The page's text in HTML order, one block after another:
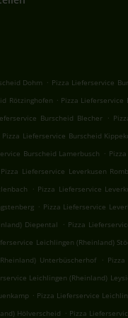
Dohm . Pizza Lieferservice
Rötzinghofen . Pizza Lieferservice
Burscheid Blecher .
Pizza Lieferservice Burscheid
Burscheid Lamerbusch .
Pizza Lieferservice Leverkusen
. Pizza Lieferservice
. Pizza Lieferservice
Diepental . Pizza
Leichlingen (Rheinland)
Unterbüscherhof .
Leichlingen (Rheinland)
. Pizza Lieferservice
Hölverscheid . Pizza